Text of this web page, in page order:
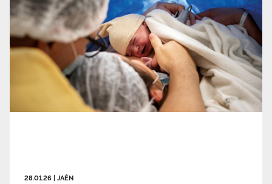
28.01.26 JAÉN